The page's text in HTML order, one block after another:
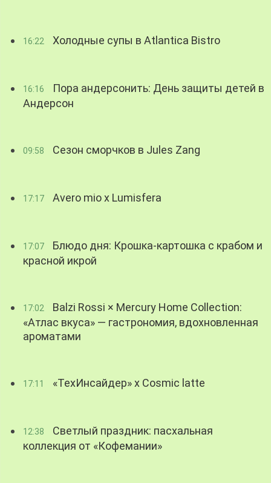
16:22 Холодные супы в Atlantica Bistro
16:16
Пора андерсонить: День защиты детей в
Андерсон
09:58 Сезон сморчков в Jules Zang
17:17 Avero mio x Lumisfera
17:07
Блюдо дня: Крошка-картошка с крабом и
красной икрой
17:02
Balzi Rossi × Mercury Home Collection:
«Атлас вкуса» — гастрономия, вдохновленная
ароматами
17:11 «ТехИнсайдер» х Cosmic latte
12:38
Светлый праздник: пасхальная
коллекция от «Кофемании»